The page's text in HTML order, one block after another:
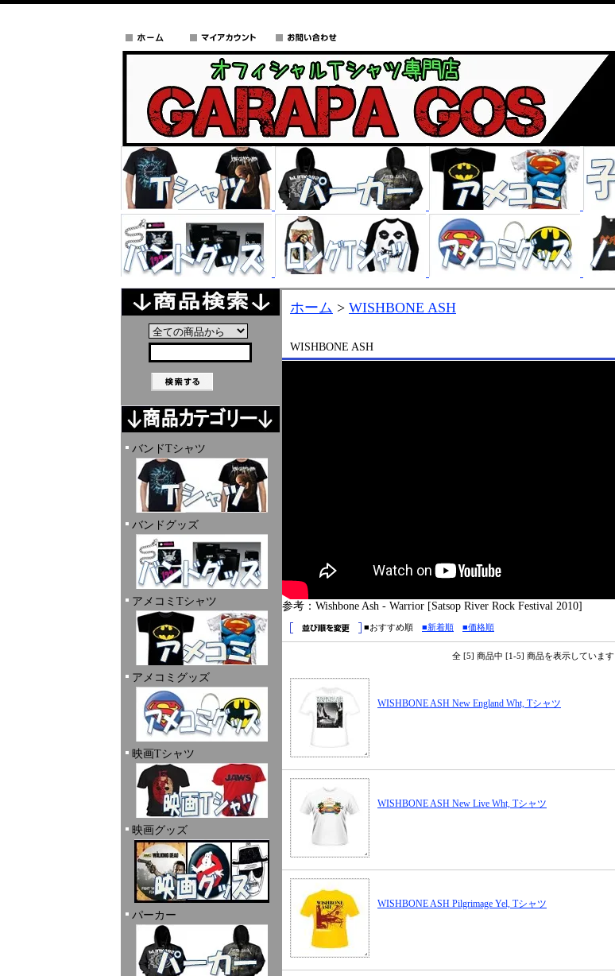
バンドTシャツ
バンドグッズ
アメコミTシャツ
アメコミグッズ
映画Tシャツ
映画グッズ
パーカー
ホーム > WISHBONE ASH
WISHBONE ASH
参考：Wishbone Ash - Warrior [Satsop River Rock Festival 2010]
■おすすめ順 ■新着順 ■価格順
全 [5] 商品中 [1-5] 商品を表示しています
WISHBONE ASH New England Wht, Tシャツ
WISHBONE ASH New Live Wht, Tシャツ
WISHBONE ASH Pilgrimage Yel, Tシャツ